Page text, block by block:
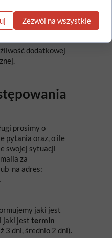
lub wskazanie
danego problemu.
e-mailowona adres
zamówienia. W razie
dodatkowej
prosimy o
pytania oraz, o ile
swojej sytuacji
za
na adres:
.
jaki jest
i jaki jest termin
3 dni, średnio 2 dni).
Zezwól na wszystkie